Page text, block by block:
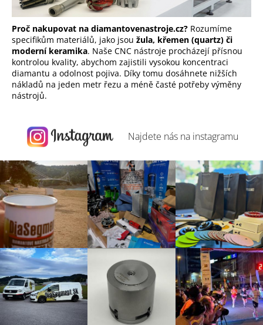
Proč nakupovat na diamantovenastroje.cz? Rozumíme
specifikům materiálů, jako jsou žula, křemen (quartz) či
moderní keramika. Naše CNC nástroje procházejí přísnou
kontrolou kvality, abychom zajistili vysokou koncentraci
diamantu a odolnost pojiva. Díky tomu dosáhnete nižších
nákladů na jeden metr řezu a méně časté potřeby výměny
nástrojů.
Najdete nás na instagramu